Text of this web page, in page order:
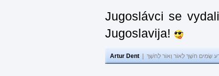
Jugoslávci se
Jugoslavija!
Artur Dent שָׂמִים חֹשֶׁךְ לְאוֹר וְאוֹר לְחֹשֶׁךְ